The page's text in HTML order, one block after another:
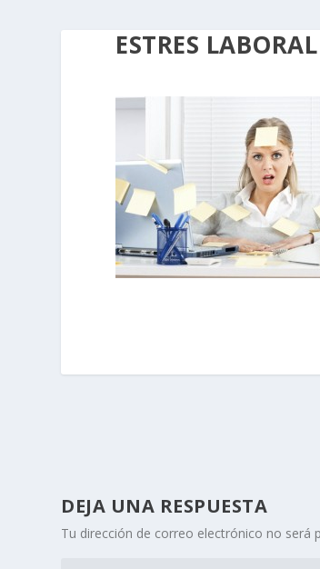
ESTRES LABORAL
DEJA UNA RESPUESTA
Tu dirección de correo electrónico no será